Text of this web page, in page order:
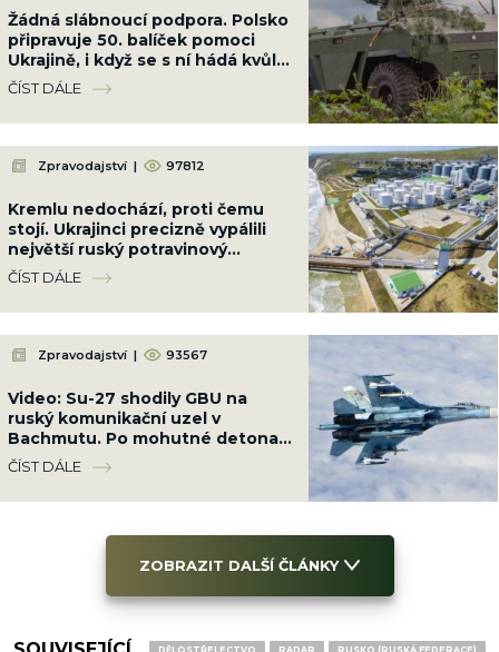
Žádná slábnoucí podpora. Polsko
připravuje 50. balíček pomoci
Ukrajině, i když se s ní hádá kvůli
Banderovi
ČÍST DÁLE
Zpravodajství | 97812
Kremlu nedochází, proti čemu
stojí. Ukrajinci precizně vypálili
největší ruský potravinový
terminál. Nebude slunečnicový
ČÍST DÁLE
Zpravodajství | 93567
Video: Su-27 shodily GBU na
ruský komunikační uzel v
Bachmutu. Po mohutné detonaci
přestala základna existovat
ČÍST DÁLE
ZOBRAZIT DALŠÍ ČLÁNKY